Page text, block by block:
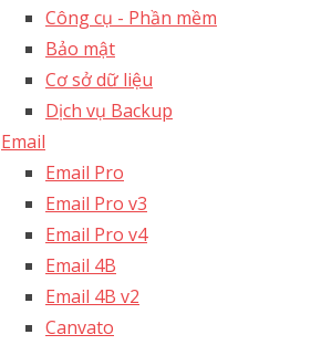
Công cụ - Phần mềm
Bảo mật
Cơ sở dữ liệu
Dịch vụ Backup
Email
Email Pro
Email Pro v3
Email Pro v4
Email 4B
Email 4B v2
Canvato